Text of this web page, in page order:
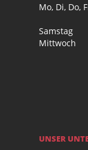
Mo, Di, Do,
Samstag
Mittwoch
UNSER